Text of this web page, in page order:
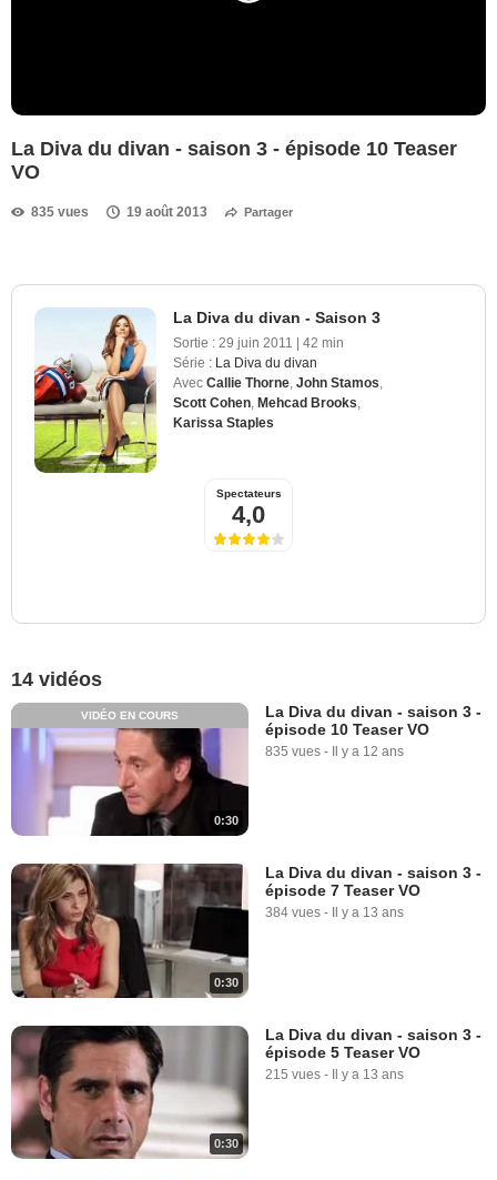
La Diva du divan - saison 3 - épisode 10 Teaser
VO
835 vues 19 août 2013 Partager
La Diva du divan - Saison 3
Sortie : 29 juin 2011 | 42 min
Série : La Diva du divan
Avec Callie Thorne John Stamos
Scott Cohen Mehcad Brooks
Karissa Staples
Spectateurs
4,0
14 vidéos
0:30
VIDÉO EN COURS
La Diva du divan - saison 3 -
épisode 10 Teaser VO
835 vues - Il y a 12 ans
0:30
La Diva du divan - saison 3 -
épisode 7 Teaser VO
384 vues - Il y a 13 ans
0:30
La Diva du divan - saison 3 -
épisode 5 Teaser VO
215 vues - Il y a 13 ans